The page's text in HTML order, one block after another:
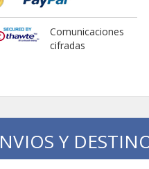
Comunicaciones
cifradas
Y